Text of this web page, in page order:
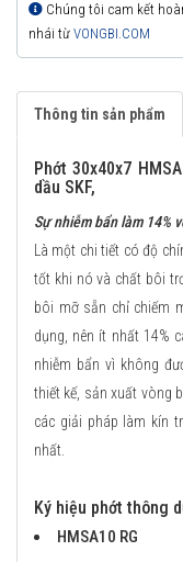
Chúng tôi cam kết
nhái từ VONGBI.COM
Thông tin sản phẩm
Phớt 30x40x7
dầu SKF,
Sự nhiễm bẩn làm 14%
Là một chi tiết có độ
tốt khi nó và chất bôi
bôi mỡ sẵn chỉ chiếm
dụng, nên ít nhất 14%
nhiễm bẩn vì không
thiết kế, sản xuất vòng
các giải pháp làm kín
nhất.
Ký hiệu phớt thông
HMSA10 RG